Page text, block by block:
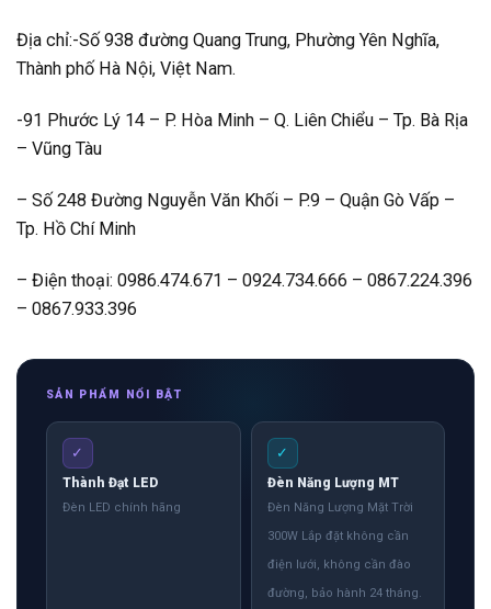
Địa chỉ:-Số 938 đường Quang Trung, Phường Yên Nghĩa,
Thành phố Hà Nội, Việt Nam.
-91 Phước Lý 14 – P. Hòa Minh – Q. Liên Chiểu – Tp. Bà Rịa
– Vũng Tàu
– Số 248 Đường Nguyễn Văn Khối – P.9 – Quận Gò Vấp –
Tp. Hồ Chí Minh
– Điện thoại: 0986.474.671 – 0924.734.666 – 0867.224.396
– 0867.933.396
SẢN PHẨM NỔI BẬT
✓
Thành Đạt LED
Đèn LED chính hãng
✓
Đèn Năng Lượng MT
Đèn Năng Lượng Mặt Trời
300W Lắp đặt không cần
điện lưới, không cần đào
đường, bảo hành 24 tháng.